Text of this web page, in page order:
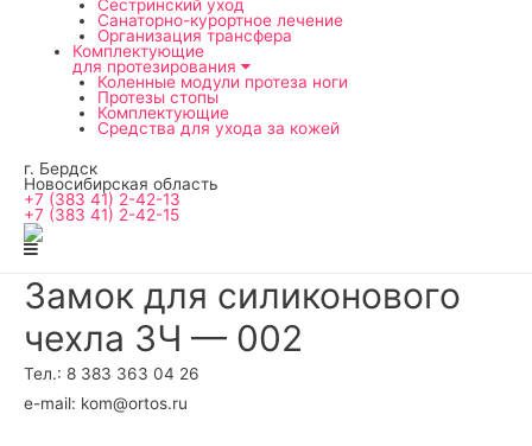
Сестринский уход
Санаторно-курортное лечение
Организация трансфера
Комплектующие
для протезирования
Коленные модули протеза ноги
Протезы стопы
Комплектующие
Средства для ухода за кожей
г. Бердск
Новосибирская область
+7 (383 41) 2-42-13
+7 (383 41) 2-42-15
Замок для силиконового
чехла ЗЧ — 002
Тел.: 8 383 363 04 26
e-mail: kom@ortos.ru